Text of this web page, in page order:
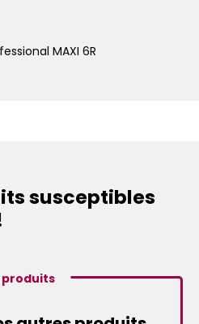
MAXI 6R
susceptibles
produits